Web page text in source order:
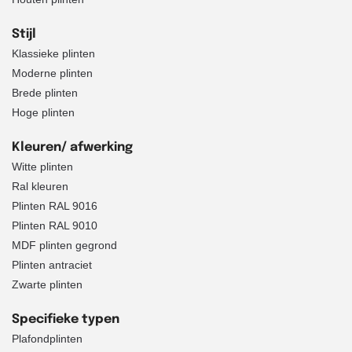
Stijl
Klassieke plinten
Moderne plinten
Brede plinten
Hoge plinten
Kleuren/ afwerking
Witte plinten
Ral kleuren
Plinten RAL 9016
Plinten RAL 9010
MDF plinten gegrond
Plinten antraciet
Zwarte plinten
Specifieke typen
Plafondplinten